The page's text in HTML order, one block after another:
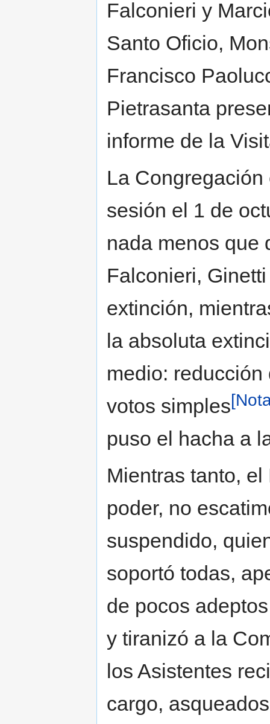
Falconieri y
Santo Oficio,
Francisco
Pietrasanta
informe de la
La
sesión el 1 de
nada menos que
Falconieri,
extinción,
la absoluta
medio:
votos simples
puso el hacha a
Mientras tanto,
poder, no
suspendido,
soportó todas,
de pocos
y tiranizó a la
los Asistentes
cargo,